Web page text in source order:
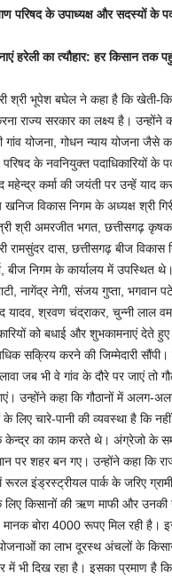
परिषद के उपाध्यक्ष और सदस्यों के
हरेली का त्यौहार: हर किसान
श्री भूपेश बघेल ने कहा है कि खेती-
राज्य सरकार का लक्ष्य है।
गांव योजना, गोधन न्याय योजना
के नवनियुक्त पदाधिकारियों के
कर्मा की जयंती पर उन्हें याद
खनिज विकास निगम के अध्यक्ष श्री
श्री अमरजीत भगत, छत्तीसगढ़
रामसुंदर दास, छत्तीसगढ़ बीज
बीज निगम के कार्यालय में उपस्थित
नागेंद्र नेगी, संजय गुप्ता, भगवान
श्रवण चंद्राकर, चुन्नी लाल
को बधाई और शुभकामनाएं देते
करने की जिम्मेदारी सौंपी।
जब भी वे गांव के दौरे पर जाएं तो
उन्होंने कहा कि गौठानों में अलग-
लिए चारे-पानी की व्यवस्था है कि
केन्द्र का काम करते थे। अंग्रेजो के
पर शहर बन गए। उन्होंने कहा कि
इंड्रस्ट्रीयल पार्क के जरिए
किसानों की ऋण माफी और
मानक बोरा 4000 रूपए मिल रही
का लाभ दूरस्थ अंचलों के
में भी दिख रहा है। इसका प्रमाण है